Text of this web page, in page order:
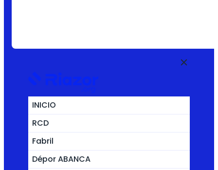
INICIO
RCD
Fabril
Dépor ABANCA